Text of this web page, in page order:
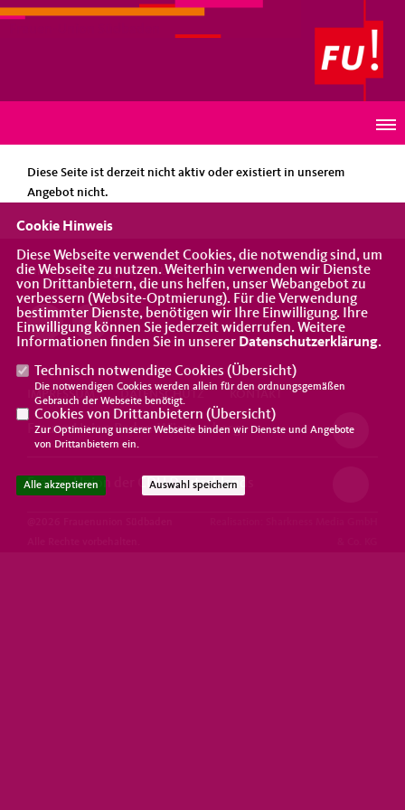
Diese Seite ist derzeit nicht aktiv oder existiert in unserem
Angebot nicht.
Eine Vereinigung der CDU
IMPRESSUM DATENSCHUTZ
Frauen Union Baden-Württemberg
Frauen Union der CDU Deutschlands
Cookie Hinweis
Diese Webseite verwendet Cookies, die notwendig sind, um
die Webseite zu nutzen. Weiterhin verwenden wir Dienste
von Drittanbietern, die uns helfen, unser Webangebot zu
verbessern (Website-Optmierung). Für die Verwendung
bestimmter Dienste, benötigen wir Ihre Einwilligung. Ihre
Einwilligung können Sie jederzeit widerrufen. Weitere
Informationen finden Sie in unserer Datenschutzerklärung.
Technisch notwendige Cookies (Übersicht)
Die notwendigen Cookies werden allein für den ordnungsgemäßen
Gebrauch der Webseite benötigt.
Cookies von Drittanbietern (Übersicht)
Zur Optimierung unserer Webseite binden wir Dienste und Angebote
von Drittanbietern ein.
Alle akzeptieren Auswahl speichern